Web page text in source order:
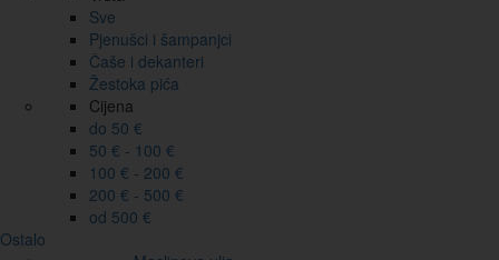
Sve
Pjenušci i šampanjci
Čaše i dekanteri
Žestoka pića
Cijena
do 50 €
50 € - 100 €
100 € - 200 €
200 € - 500 €
od 500 €
Ostalo